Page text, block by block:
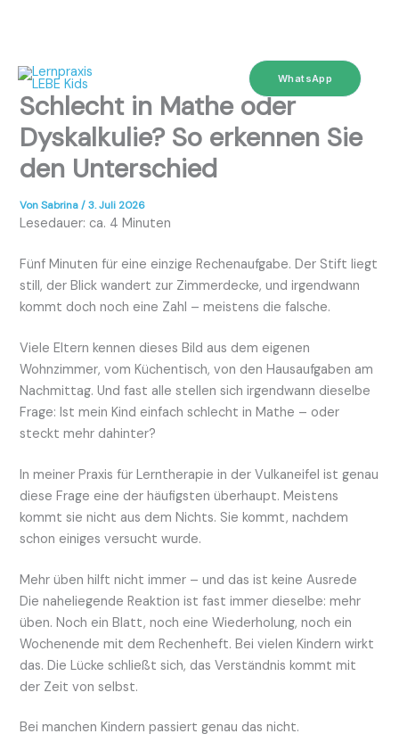
Inhalt
springen
WhatsApp
Schlecht in Mathe oder
Dyskalkulie? So erkennen Sie
den Unterschied
VonSabrina/3. Juli 2026
Lesedauer: ca. 4 Minuten
Fünf Minuten für eine einzige Rechenaufgabe. Der Stift liegt
still, der Blick wandert zur Zimmerdecke, und irgendwann
kommt doch noch eine Zahl – meistens die falsche.
Viele Eltern kennen dieses Bild aus dem eigenen
Wohnzimmer, vom Küchentisch, von den Hausaufgaben am
Nachmittag. Und fast alle stellen sich irgendwann dieselbe
Frage: Ist mein Kind einfach schlecht in Mathe – oder
steckt mehr dahinter?
In meiner Praxis für Lerntherapie in der Vulkaneifel ist genau
diese Frage eine der häufigsten überhaupt. Meistens
kommt sie nicht aus dem Nichts. Sie kommt, nachdem
schon einiges versucht wurde.
Mehr üben hilft nicht immer – und das ist keine Ausrede
Die naheliegende Reaktion ist fast immer dieselbe: mehr
üben. Noch ein Blatt, noch eine Wiederholung, noch ein
Wochenende mit dem Rechenheft. Bei vielen Kindern wirkt
das. Die Lücke schließt sich, das Verständnis kommt mit
der Zeit von selbst.
Bei manchen Kindern passiert genau das nicht.